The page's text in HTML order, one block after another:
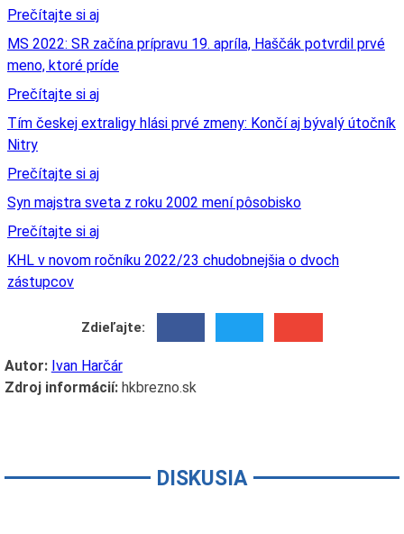
Prečítajte si aj
MS 2022: SR začína prípravu 19. apríla, Haščák potvrdil prvé
meno, ktoré príde
Prečítajte si aj
Tím českej extraligy hlási prvé zmeny: Končí aj bývalý útočník
Nitry
Prečítajte si aj
Syn majstra sveta z roku 2002 mení pôsobisko
Prečítajte si aj
KHL v novom ročníku 2022/23 chudobnejšia o dvoch
zástupcov
Zdieľajte:
Autor: Ivan Harčár
Zdroj informácií:hkbrezno.sk
DISKUSIA